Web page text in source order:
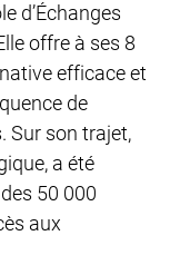
d’Échanges
offre à ses 8
efficace et
de
Sur son trajet,
a été
50 000
aux